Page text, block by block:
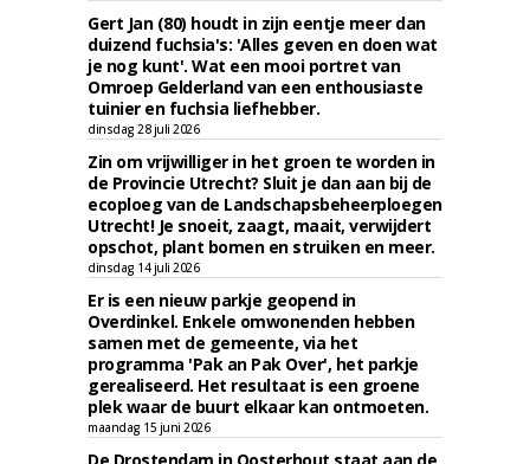
Gert Jan (80) houdt in zijn eentje meer dan
duizend fuchsia's: 'Alles geven en doen wat
je nog kunt'. Wat een mooi portret van
Omroep Gelderland van een enthousiaste
tuinier en fuchsia liefhebber.
dinsdag 28 juli 2026
Zin om vrijwilliger in het groen te worden in
de Provincie Utrecht? Sluit je dan aan bij de
ecoploeg van de Landschapsbeheerploegen
Utrecht! Je snoeit, zaagt, maait, verwijdert
opschot, plant bomen en struiken en meer.
dinsdag 14 juli 2026
Er is een nieuw parkje geopend in
Overdinkel. Enkele omwonenden hebben
samen met de gemeente, via het
programma 'Pak an Pak Over', het parkje
gerealiseerd. Het resultaat is een groene
plek waar de buurt elkaar kan ontmoeten.
maandag 15 juni 2026